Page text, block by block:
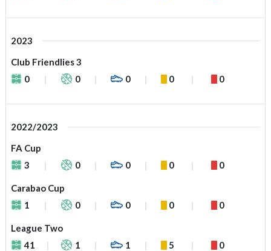
2023
Club Friendlies 3
0
0 0 0 0
2022/2023
FA Cup
3
0 0 0 0
Carabao Cup
1
0 0 0 0
League Two
41
1 1 5 0